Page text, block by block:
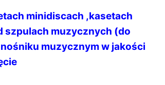
minidiscach ,kasetach
szpulach muzycznych (do
muzycznym w jakości